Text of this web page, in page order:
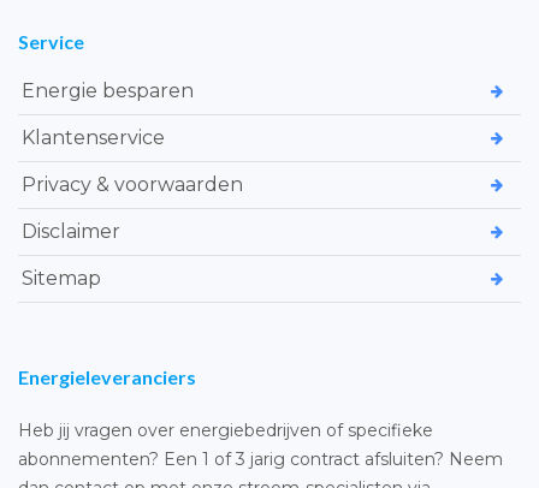
Service
Energie besparen
Klantenservice
Privacy & voorwaarden
Disclaimer
Sitemap
Energieleveranciers
Heb jij vragen over energiebedrijven of specifieke
abonnementen? Een 1 of 3 jarig contract afsluiten? Neem